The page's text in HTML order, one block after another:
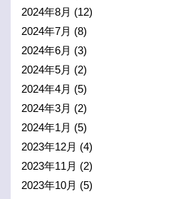
2024年8月 (12)
2024年7月 (8)
2024年6月 (3)
2024年5月 (2)
2024年4月 (5)
2024年3月 (2)
2024年1月 (5)
2023年12月 (4)
2023年11月 (2)
2023年10月 (5)